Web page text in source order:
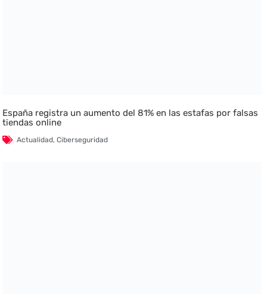
España registra un aumento del 81% en las estafas por falsas
tiendas online
Actualidad,Ciberseguridad